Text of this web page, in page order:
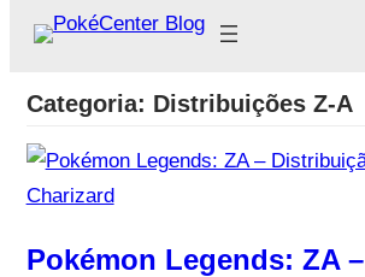
Categoria: Distribuições Z-A
Pokémon Legends: ZA –